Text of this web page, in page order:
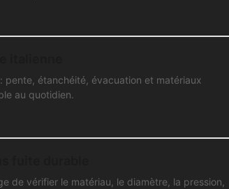
pente, étanchéité, évacuation et matériaux
au quotidien.
de vérifier le matériau, le diamètre, la pression,